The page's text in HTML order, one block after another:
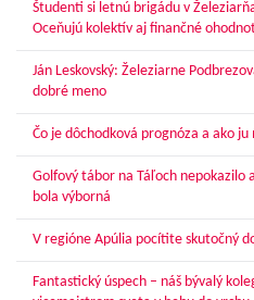
Študenti si letnú brigádu v
Oceňujú kolektív aj finančné
Ján Leskovský: Železiarne
dobré meno
Čo je dôchodková prognóza a ako
Golfový tábor na Táľoch nepokazilo
bola výborná
V regióne Apúlia pocítite skutočný
Fantastický úspech – náš bývalý